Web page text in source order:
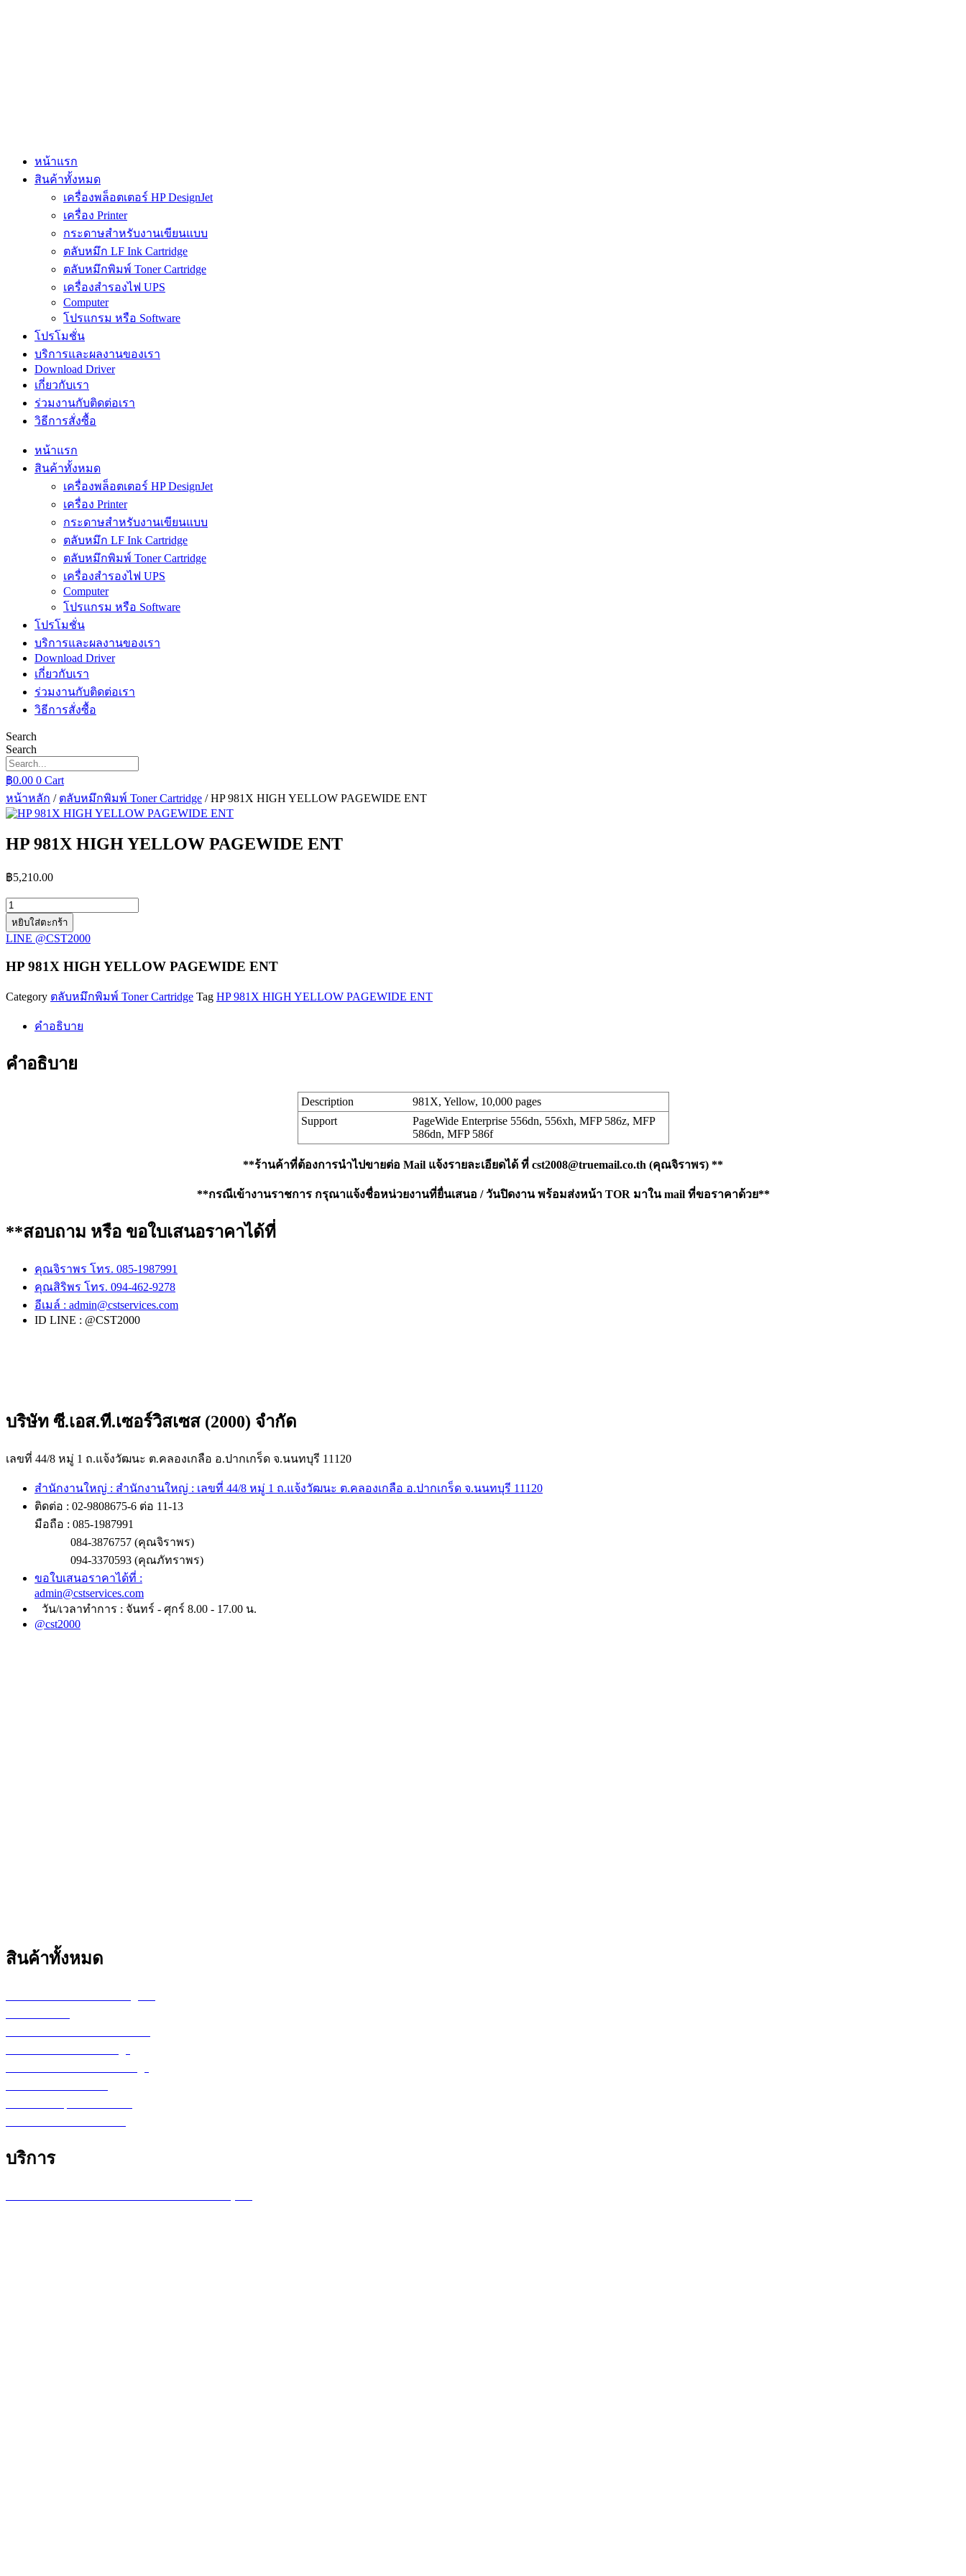
หน้าแรก
สินค้าทั้งหมด
เครื่องพล็อตเตอร์ HP DesignJet
เครื่อง Printer
กระดาษสำหรับงานเขียนแบบ
ตลับหมึก LF Ink Cartridge
ตลับหมึกพิมพ์ Toner Cartridge
เครื่องสำรองไฟ UPS
Computer
โปรแกรม หรือ Software
โปรโมชั่น
บริการและผลงานของเรา
Download Driver
เกี่ยวกับเรา
ร่วมงานกับติดต่อเรา
วิธีการสั่งซื้อ
หน้าแรก
สินค้าทั้งหมด
เครื่องพล็อตเตอร์ HP DesignJet
เครื่อง Printer
กระดาษสำหรับงานเขียนแบบ
ตลับหมึก LF Ink Cartridge
ตลับหมึกพิมพ์ Toner Cartridge
เครื่องสำรองไฟ UPS
Computer
โปรแกรม หรือ Software
โปรโมชั่น
บริการและผลงานของเรา
Download Driver
เกี่ยวกับเรา
ร่วมงานกับติดต่อเรา
วิธีการสั่งซื้อ
Search
Search
฿0.00 0 Cart
หน้าหลัก / ตลับหมึกพิมพ์ Toner Cartridge / HP 981X HIGH YELLOW PAGEWIDE ENT
HP 981X HIGH YELLOW PAGEWIDE ENT
฿5,210.00
จำนวน
HP
981X
HIGH
YELLOW
PAGEWIDE
ชิ้น
หยิบใส่ตะกร้า
LINE @CST2000
HP 981X HIGH YELLOW PAGEWIDE ENT
Category ตลับหมึกพิมพ์ Toner Cartridge Tag HP 981X HIGH YELLOW PAGEWIDE ENT
คำอธิบาย
คำอธิบาย
Description
981X, Yellow, 10,000 pages
Support
PageWide Enterprise 556dn, 556xh, MFP 586z, MFP
586dn, MFP 586f
**ร้านค้าที่ต้องการนำไปขายต่อ Mail แจ้งรายละเอียดได้ ที่ cst2008@truemail.co.th (คุณจิราพร) **
**กรณีเข้างานราชการ กรุณาแจ้งชื่อหน่วยงานที่ยื่นเสนอ / วันปิดงาน พร้อมส่งหน้า TOR มาใน mail ที่ขอราคาด้วย**
**สอบถาม หรือ ขอใบเสนอราคาได้ที่
คุณจิราพร โทร. 085-1987991
คุณสิริพร โทร. 094-462-9278
อีเมล์ : admin@cstservices.com
ID LINE : @CST2000
บริษัท ซี.เอส.ที.เซอร์วิสเซส (2000) จำกัด
เลขที่ 44/8 หมู่ 1 ถ.แจ้งวัฒนะ ต.คลองเกลือ อ.ปากเกร็ด จ.นนทบุรี 11120
สำนักงานใหญ่ : สำนักงานใหญ่ : เลขที่ 44/8 หมู่ 1 ถ.แจ้งวัฒนะ ต.คลองเกลือ อ.ปากเกร็ด จ.นนทบุรี 11120
ติดต่อ : 02-9808675-6 ต่อ 11-13
มือถือ : 085-1987991
084-3876757 (คุณจิราพร)
094-3370593 (คุณภัทราพร)
ขอใบเสนอราคาได้ที่ :
admin@cstservices.com
วัน/เวลาทำการ : จันทร์ - ศุกร์ 8.00 - 17.00 น.
@cst2000
สินค้าทั้งหมด
บริการ